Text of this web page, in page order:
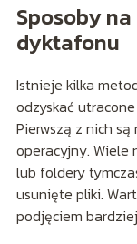
Sposoby
dyktafonu
Istnieje kilka
odzyskać
Pierwszą z nich
operacyjny. Wiele
lub foldery
usunięte pliki.
podjęciem